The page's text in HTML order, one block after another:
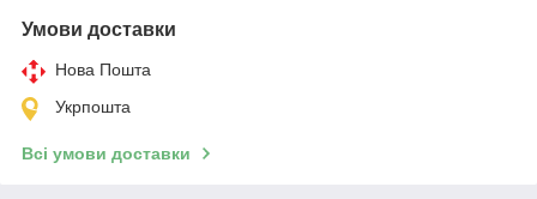
Умови доставки
Нова Пошта
Укрпошта
Всі умови доставки